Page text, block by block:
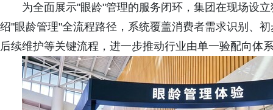
为全面展示"眼龄"管理的服务闭环，集团在现场设
绍"眼龄管理"全流程路径，系统覆盖消费者需求识别、
后续维护等关键流程，进一步推动行业由单一验配向体